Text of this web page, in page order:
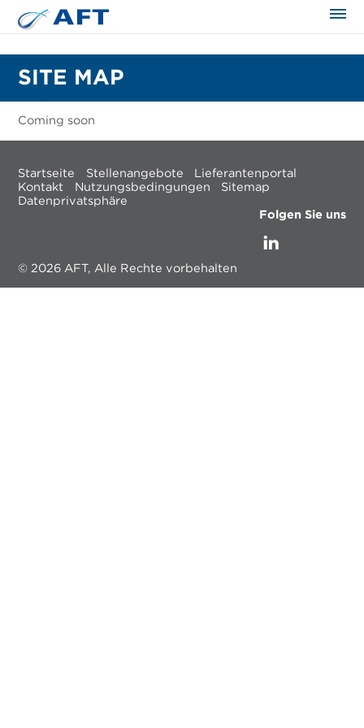
SITE MAP
Coming soon
Startseite Stellenangebote
Lieferantenportal
Kontakt
Nutzungsbedingungen
Sitemap
Datenprivatsphäre
Folgen Sie uns
© 2026 AFT, Alle Rechte vorbehalten